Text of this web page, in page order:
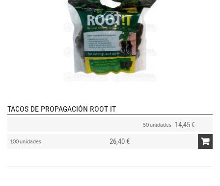
TACOS DE PROPAGACIÓN ROOT IT
50 unidades 14,45 €
100 unidades 26,40 €